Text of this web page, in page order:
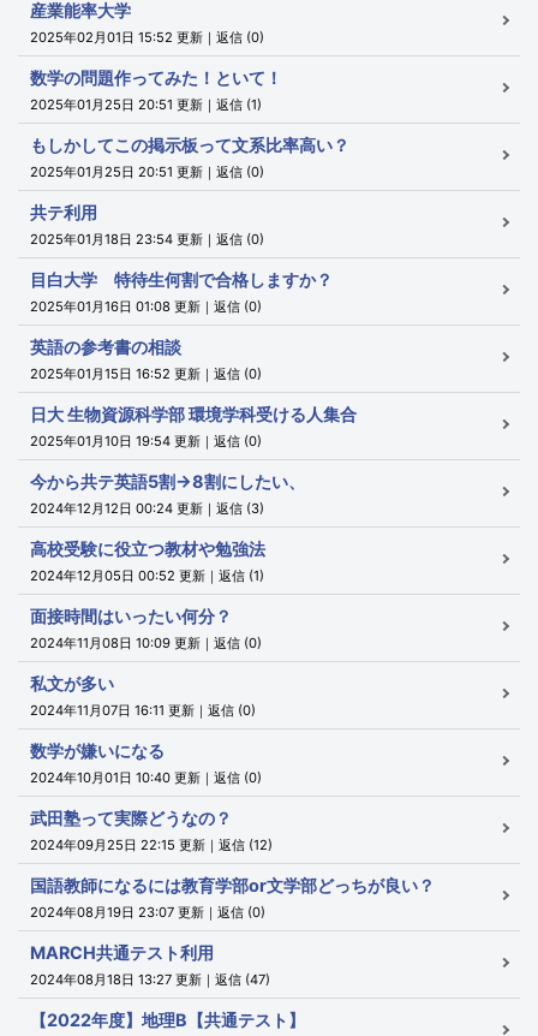
産業能率大学
2025年02月01日 15:52 更新｜返信 (0)
数学の問題作ってみた！といて！
2025年01月25日 20:51 更新｜返信 (1)
もしかしてこの掲示板って文系比率高い？
2025年01月25日 20:51 更新｜返信 (0)
共テ利用
2025年01月18日 23:54 更新｜返信 (0)
目白大学 特待生何割で合格しますか？
2025年01月16日 01:08 更新｜返信 (0)
英語の参考書の相談
2025年01月15日 16:52 更新｜返信 (0)
日大 生物資源科学部 環境学科受ける人集合
2025年01月10日 19:54 更新｜返信 (0)
今から共テ英語5割→8割にしたい、
2024年12月12日 00:24 更新｜返信 (3)
高校受験に役立つ教材や勉強法
2024年12月05日 00:52 更新｜返信 (1)
面接時間はいったい何分？
2024年11月08日 10:09 更新｜返信 (0)
私文が多い
2024年11月07日 16:11 更新｜返信 (0)
数学が嫌いになる
2024年10月01日 10:40 更新｜返信 (0)
武田塾って実際どうなの？
2024年09月25日 22:15 更新｜返信 (12)
国語教師になるには教育学部or文学部どっちが良い？
2024年08月19日 23:07 更新｜返信 (0)
MARCH共通テスト利用
2024年08月18日 13:27 更新｜返信 (47)
【2022年度】地理B【共通テスト】